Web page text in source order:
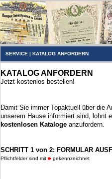
SERVICE | KATALOG ANFORDERN
KATALOG ANFORDERN
Jetzt kostenlos bestellen!
Damit Sie immer Topaktuell über die
unserem Hause informiert sind, lohnt
kostenlosen Kataloge anzufordern.
SCHRITT 1 von 2: FORMULAR
Pflichtfelder sind mit gekennzeichnet